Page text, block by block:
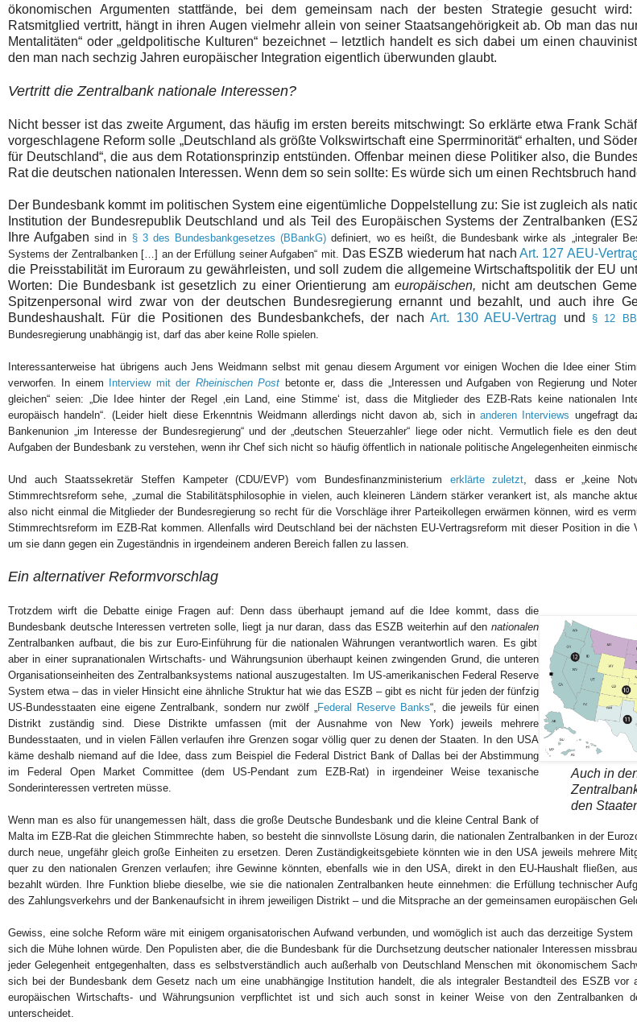
ökonomischen Argumenten stattfände, bei dem gemeinsam nach der
besten Strategie gesucht
Ratsmitglied vertritt, hängt in ihren Augen vielmehr allein von seiner Staatsangehörigkeit ab. Ob man das
Mentalitäten“ oder „geldpolitische Kulturen“ bezeichnet – letztlich handelt es sich dabei um einen
den man nach sechzig Jahren europäischer Integration eigentlich überwunden glaubt.
Vertritt die Zentralbank nationale Interessen?
Nicht besser ist das zweite Argument, das häufig im ersten bereits mitschwingt: So erklärte etwa Frank
vorgeschlagene Reform solle „Deutschland als größte Volkswirtschaft eine Sperrminorität“ erhalten, und
für Deutschland“, die aus dem Rotationsprinzip entstünden. Offenbar meinen diese Politiker also, die
Rat die deutschen nationalen Interessen. Wenn dem so sein sollte: Es würde sich um einen Rechtsbruch
Der Bundesbank kommt im politischen System eine eigentümliche Doppelstellung zu: Sie ist zugleich als
Institution der Bundesrepublik Deutschland und als Teil des Europäischen Systems der Zentralbanken
Ihre Aufgabensind in § 3 des Bundesbankgesetzes (BBankG) definiert, wo es heißt, die Bundesbank wirke als „ integraler
Systems der Zentralbanken […] an der Erfüllung seiner Aufgaben“ mit.
Das ESZB wiederum hat nachArt. 127 AEU-
die Preisstabilität im Euroraum zu gewährleisten, und soll zudem die allgemeine Wirtschaftspolitik der EU
Worten: Die Bundesbank ist gesetzlich zu einer Orientierung ameuropäischen, nicht am deutschen
Spitzenpersonal wird zwar von der deutschen Bundesregierung ernannt und bezahlt, und auch ihre
Bundeshaushalt. Für die Positionen des Bundesbankchefs, der nachArt. 130 AEU-Vertrag und § 12
Bundesregierung unabhängig ist, darf das aber keine Rolle spielen.
Interessanterweise hat übrigens auch Jens Weidmann selbst mit genau diesem Argument vor einigen Wochen die Idee einer
verworfen. In einem
Interview mit der Rheinischen Post betonte er, dass die „Interessen und Aufgaben von Regierung und
gleichen“ seien: „Die Idee hinter der Regel ‚ein Land, eine Stimme‘ ist, dass die Mitglieder des EZB-Rats keine nationalen
europäisch handeln“. (Leider hielt diese Erkenntnis Weidmann allerdings nicht davon ab, sich in anderen Interviews ungefragt
Bankenunion „ im Interesse der Bundesregierung“ und der „deutschen Steuerzahler“ liege oder nicht. Vermutlich fiele es den
Aufgaben der Bundesbank zu verstehen, wenn ihr Chef sich nicht so häufig öffentlich in nationale politische Angelegenheiten
Und auch Staatssekretär Steffen Kampeter (CDU/EVP) vom Bundesfinanzministerium erklärte zuletzt , dass er „keine
Stimmrechtsreform sehe, „zumal die Stabilitätsphilosophie in vielen, auch kleineren Ländern stärker verankert ist, als manche
also nicht einmal die Mitglieder der Bundesregierung so recht für die Vorschläge ihrer Parteikollegen erwärmen können, wird es
Stimmrechtsreform im EZB-Rat kommen. Allenfalls wird Deutschland bei der nächsten EU-Vertragsreform mit dieser Position in die
um sie dann gegen ein Zugeständnis in irgendeinem anderen Bereich fallen zu lassen.
Ein alternativer Reformvorschlag
Auch in
den
Trotzdem wirft die Debatte einige Fragen auf: Denn dass überhaupt jemand auf die Idee kommt, dass die
Bundesbank deutsche Interessen vertreten solle, liegt ja nur daran, dass das ESZB weiterhin auf den nationalen
Zentralbanken aufbaut, die bis zur Euro-Einführung für die nationalen Währungen verantwortlich waren. Es gibt
aber in einer supranationalen Wirtschafts- und Währungsunion überhaupt keinen zwingenden Grund, die unteren
Organisationseinheiten des Zentralbanksystems national auszugestalten. Im US-amerikanischen Federal Reserve
System etwa – das in vieler Hinsicht eine ähnliche Struktur hat wie das ESZB – gibt es nicht für jeden der fünfzig
US-Bundesstaaten eine eigene Zentralbank, sondern nur zwölf „
Federal Reserve Banks“, die jeweils für einen
Distrikt zuständig sind. Diese Distrikte umfassen (mit der Ausnahme von New York) jeweils mehrere
Bundesstaaten, und in vielen Fällen verlaufen ihre Grenzen sogar völlig quer zu denen der Staaten. In den USA
käme deshalb niemand auf die Idee, dass zum Beispiel die Federal District Bank of Dallas bei der Abstimmung
im Federal Open Market Committee (dem US-Pendant zum EZB-Rat) in irgendeiner Weise texanische
Sonderinteressen vertreten müsse.
Wenn man es also für unangemessen hält, dass die große Deutsche Bundesbank und die kleine Central Bank of
Malta im EZB-Rat die gleichen Stimmrechte haben, so besteht die sinnvollste Lösung darin, die nationalen Zentralbanken in der
durch neue, ungefähr gleich große Einheiten zu ersetzen. Deren Zuständigkeitsgebiete könnten wie in den USA jeweils mehrere
quer zu den nationalen Grenzen verlaufen; ihre Gewinne könnten, ebenfalls wie in den USA, direkt in den EU-Haushalt fließen,
bezahlt würden. Ihre Funktion bliebe dieselbe, wie sie die nationalen Zentralbanken heute einnehmen: die Erfüllung technischer
des Zahlungsverkehrs und der Bankenaufsicht in ihrem jeweiligen Distrikt – und die Mitsprache an der gemeinsamen europäischen
Gewiss, eine solche Reform wäre mit einigem organisatorischen Aufwand verbunden, und womöglich ist auch das derzeitige
sich die Mühe lohnen würde. Den Populisten aber, die die Bundesbank für die Durchsetzung deutscher nationaler Interessen
jeder Gelegenheit entgegenhalten, dass es selbstverständlich auch außerhalb von Deutschland Menschen mit ökonomischem
sich bei der Bundesbank dem Gesetz nach um eine unabhängige Institution handelt, die als integraler Bestandteil des ESZB vor
europäischen Wirtschafts- und Währungsunion verpflichtet ist und sich auch sonst in keiner Weise von den Zentralbanken
unterscheidet.